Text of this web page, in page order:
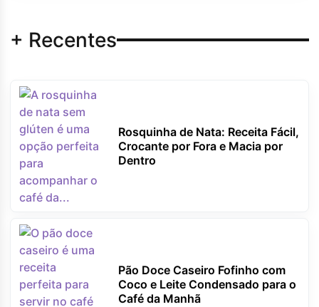
+ Recentes
Rosquinha de Nata: Receita Fácil,
Crocante por Fora e Macia por
Dentro
Pão Doce Caseiro Fofinho com
Coco e Leite Condensado para o
Café da Manhã